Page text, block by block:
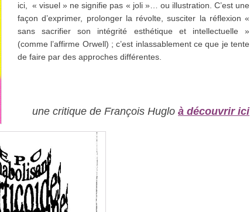
ici, « visuel » ne signifie pas « joli »… ou illustration. C’est une
façon d’exprimer, prolonger la révolte, susciter la réflexion «
sans sacrifier son intégrité esthétique et intellectuelle »
(comme l’affirme Orwell) ; c’est inlassablement ce que je tente
de faire par des approches différentes.
une critique de François Huglo à découvrir ici